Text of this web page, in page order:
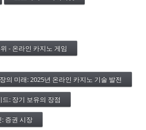
- 온라인 카지노 게임
의 미래: 2025년 온라인 카지노 기술 발전
: 장기 보유의 장점
증권 시장